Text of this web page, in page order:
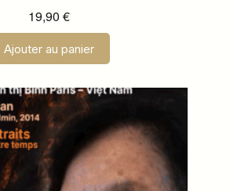
19,90 €
Ajouter au panier